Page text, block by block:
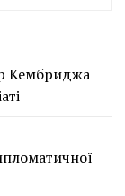
Кембриджа